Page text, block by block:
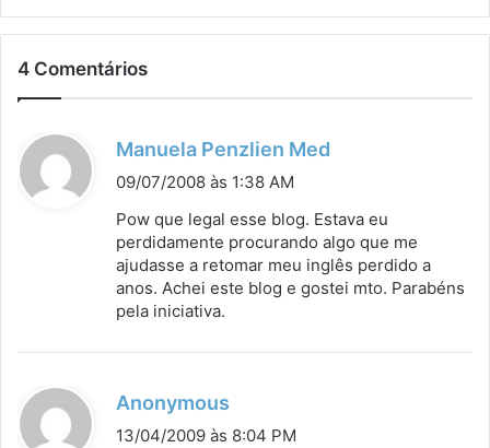
4 Comentários
Manuela Penzlien Med
s
e
:
09/07/2008 às 1:38 AM
Pow que legal esse blog. Estava eu
perdidamente procurando algo que me
ajudasse a retomar meu inglês perdido a
anos. Achei este blog e gostei mto. Parabéns
pela iniciativa.
Anonymous
i
13/04/2009 às 8:04 PM